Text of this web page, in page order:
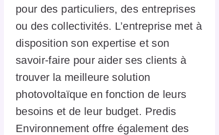
pour des particuliers, des entreprises
ou des collectivités. L’entreprise met à
disposition son expertise et son
savoir-faire pour aider ses clients à
trouver la meilleure solution
photovoltaïque en fonction de leurs
besoins et de leur budget. Predis
Environnement offre également des